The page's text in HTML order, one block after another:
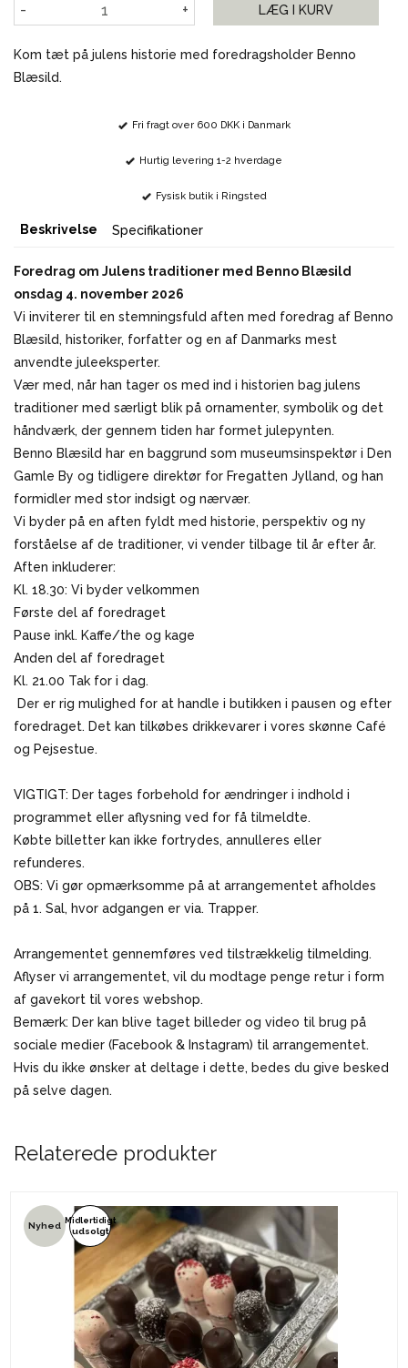
- + LÆG I KURV
Kom tæt på julens historie med foredragsholder Benno
Blæsild.
Fri fragt over 600 DKK i Danmark
Hurtig levering 1-2 hverdage
Fysisk butik i Ringsted
Beskrivelse Specifikationer
Foredrag om Julens traditioner med Benno Blæsild
onsdag 4. november 2026
Vi inviterer til en stemningsfuld aften med foredrag af Benno
Blæsild, historiker, forfatter og en af Danmarks mest
anvendte juleeksperter.
Vær med, når han tager os med ind i historien bag julens
traditioner med særligt blik på ornamenter, symbolik og det
håndværk, der gennem tiden har formet julepynten.
Benno Blæsild har en baggrund som museumsinspektør i Den
Gamle By og tidligere direktør for Fregatten Jylland, og han
formidler med stor indsigt og nærvær.
Vi byder på en aften fyldt med historie, perspektiv og ny
forståelse af de traditioner, vi vender tilbage til år efter år.
Aften inkluderer:
Kl. 18.30: Vi byder velkommen
Første del af foredraget
Pause inkl. Kaffe/the og kage
Anden del af foredraget
Kl. 21.00 Tak for i dag.
Der er rig mulighed for at handle i butikken i pausen og efter
foredraget. Det kan tilkøbes drikkevarer i vores skønne Café
og Pejsestue.
VIGTIGT: Der tages forbehold for ændringer i indhold i
programmet eller aflysning ved for få tilmeldte.
Købte billetter kan ikke fortrydes, annulleres eller
refunderes.
OBS: Vi gør opmærksomme på at arrangementet afholdes
på 1. Sal, hvor adgangen er via. Trapper.
Arrangementet gennemføres ved tilstrækkelig tilmelding.
Aflyser vi arrangementet, vil du modtage penge retur i form
af gavekort til vores webshop.
Bemærk: Der kan blive taget billeder og video til brug på
sociale medier (Facebook & Instagram) til arrangementet.
Hvis du ikke ønsker at deltage i dette, bedes du give besked
på selve dagen.
Relaterede produkter
Nyhed Midlertidigt
udsolgt